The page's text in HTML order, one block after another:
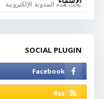
SOCIAL PLUGIN